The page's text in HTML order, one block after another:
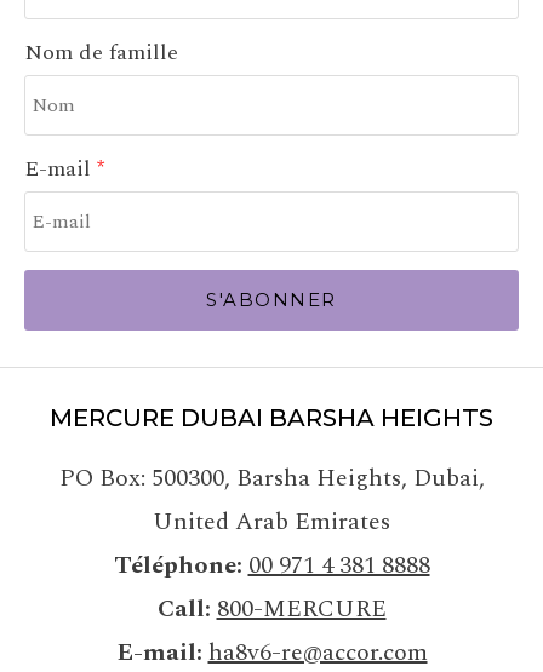
Nom de famille
E-mail
S'ABONNER
MERCURE DUBAI BARSHA HEIGHTS
PO Box: 500300, Barsha Heights, Dubai,
United Arab Emirates
Téléphone 00 971 4 381 8888
Call 800-MERCURE
E-mail ha8v6-re@accor.com